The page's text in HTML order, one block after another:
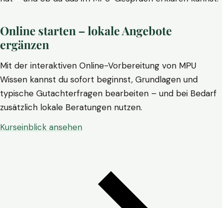
Online starten – lokale Angebote
ergänzen
Mit der interaktiven Online-Vorbereitung von MPU
Wissen kannst du sofort beginnst, Grundlagen und
typische Gutachterfragen bearbeiten – und bei Bedarf
zusätzlich lokale Beratungen nutzen.
Kurseinblick ansehen